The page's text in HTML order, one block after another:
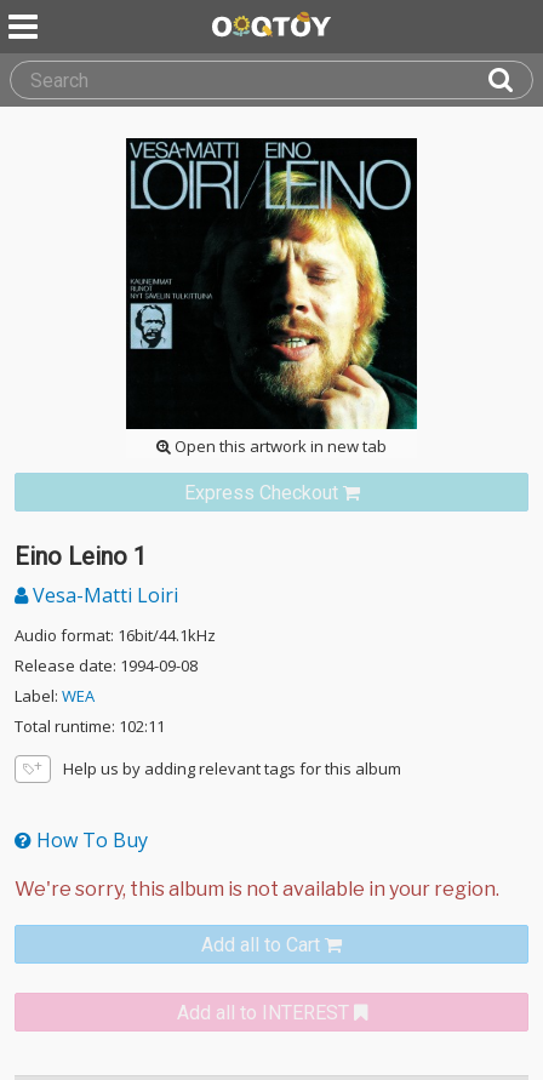
Open this artwork in new tab
Express Checkout
Eino Leino 1
Vesa-Matti Loiri
Audio format: 16bit/44.1kHz
Release date: 1994-09-08
Label: WEA
Total runtime: 102:11
Help us by adding relevant tags for this album
How To Buy
Add all to Cart
Add all to INTEREST